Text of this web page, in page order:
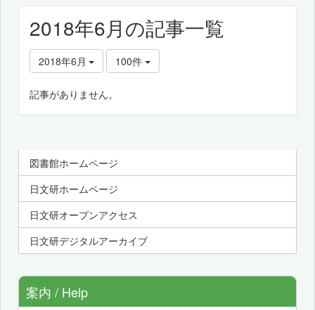
2018年6月の記事一覧
2018年6月 100件
記事がありません。
図書館ホームページ
日文研ホームページ
日文研オープンアクセス
日文研デジタルアーカイブ
案内 / Help